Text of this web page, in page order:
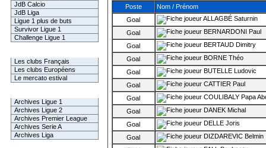
JdB Calcio
JdB Liga
Ligue 1 plus de buts
Survivor Ligue 1
Challenge Ligue 1
Les clubs Français
Les clubs Européens
Le mercato estival
Archives Ligue 1
Archives Ligue 2
Archives Premier League
Archives Serie A
Archives Liga
Poste
Nom / Prénom
Goal
ALLAGBÉ Saturnin
Goal
BERNARDONI Paul
Goal
BERTAUD Dimitry
Goal
BORNE Théo
Goal
BUTELLE Ludovic
Goal
CATTIER Paul
Goal
COULIBALY Papa
Goal
DANEK Michal
Goal
DELLE Joris
Goal
DIZDAREVIC Belmin